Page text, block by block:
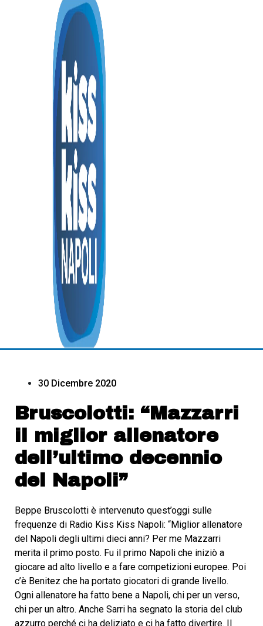
30 Dicembre 2020
Bruscolotti: “Mazzarri
il miglior allenatore
dell’ultimo decennio
del Napoli”
Beppe Bruscolotti è intervenuto quest’oggi sulle
frequenze di Radio Kiss Kiss Napoli: “Miglior allenatore
del Napoli degli ultimi dieci anni? Per me Mazzarri
merita il primo posto. Fu il primo Napoli che iniziò a
giocare ad alto livello e a fare competizioni europee. Poi
c’è Benitez che ha portato giocatori di grande livello.
Ogni allenatore ha fatto bene a Napoli, chi per un verso,
chi per un altro. Anche Sarri ha segnato la storia del club
azzurro perché ci ha deliziato e ci ha fatto divertire. Il